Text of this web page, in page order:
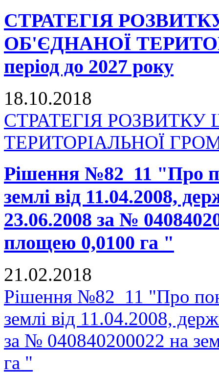
СТРАТЕГІЯ
ОБ'ЄДНАНОЇ
період до 2027 року
18.10.2018
СТРАТЕГІЯ
ТЕРИТОРІАЛЬНОЇ
Рішення №82_11 "Про
землі від 11.04.2008,
23.06.2008 за №
площею 0,0100 га "
21.02.2018
Рішення №82_11 "Про
землі від 11.04.2008,
за № 040840200022 на
га "